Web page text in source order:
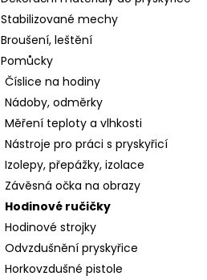
Stabilizované mechy
Broušení, leštění
Pomůcky
Číslice na hodiny
Nádoby, odměrky
Měření teploty a vlhkosti
Nástroje pro práci s pryskyřicí
Izolepy, přepážky, izolace
Závěsná očka na obrazy
Hodinové ručičky
Hodinové strojky
Odvzdušnění pryskyřice
Horkovzdušné pistole